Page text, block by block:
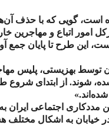
گویی که با حذف
امور اتباع و
این طرح تا پایان جمع
توسط بهزیستی، پلیس
شوند. از ابتدای شروع
اجتماعی ایران به
به اشکال مختلف